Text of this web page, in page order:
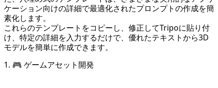
ケーション向けの詳細で最適化されたプロンプトの作成を簡
素化します。
これらのテンプレートをコピーし、修正してTripoに貼り付
け、特定の詳細を入力するだけで、優れたテキストから3D
モデルを簡単に作成できます。
1. 🎮 ゲームアセット開発